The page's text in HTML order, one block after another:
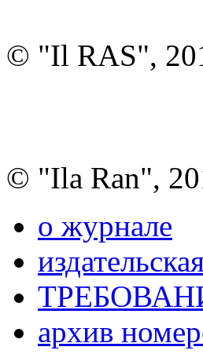
© "Il RAS",
© "Ila Ran",
о журнале
архив